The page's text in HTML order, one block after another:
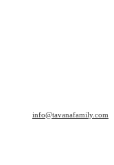
info@tavanafamily.com